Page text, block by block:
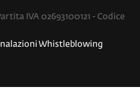
IVA 02693100121 - Codice
Whistleblowing